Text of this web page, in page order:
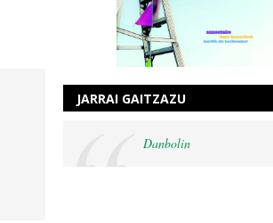
JARRAI GAITZAZU
Danbolin